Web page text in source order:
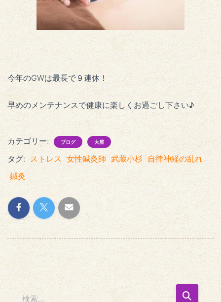
今年のGWは最長で９連休！
早めのメンテナンスで健康に楽しくお過ごし下さい♪
カテゴリー: ブログ 大屋
タグ: ストレス 女性鍼灸師 武蔵小杉 自律神経の乱れ
鍼灸
検
検索…